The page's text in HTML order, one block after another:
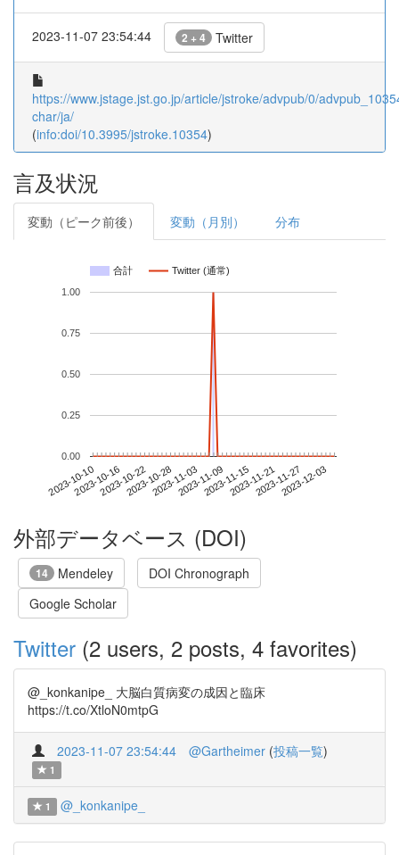
2023-11-07 23:54:44 2 + 4 Twitter
https://www.jstage.jst.go.jp/article/jstroke/advpub/0/
char/ja/
(info:doi/10.3995/jstroke.10354)
言及状況
変動（ピーク前後） 変動（月別） 分布
合計 Twitter (通常)
2023-10-102023-10-162023-10-222023-10-282023-11-032023-11-092023-11-152023-11-212023-11-272023-12-03
0.00
0.25
0.50
0.75
1.00
外部データベース (DOI)
14 Mendeley
DOI Chronograph
Google Scholar
Twitter (2 users, 2 posts, 4 favorites)
@_konkanipe_ 大脳白質病変の成因と臨床
https://t.co/XtloN0mtpG
2023-11-07 23:54:44 @Gartheimer (投稿一覧)
1
1 @_konkanipe_